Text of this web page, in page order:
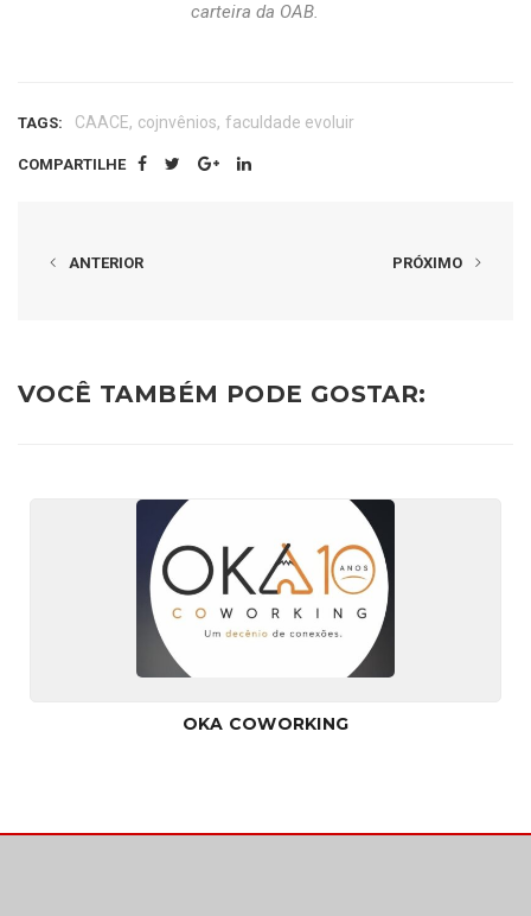
carteira da OAB.
TAGS: CAACE, cojnvênios, faculdade evoluir
COMPARTILHE
ANTERIOR PRÓXIMO
VOCÊ TAMBÉM PODE GOSTAR:
OKA COWORKING